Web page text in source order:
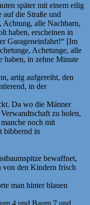
später mit einem eilig
auf die Straße und
Achtung, alle Nachbarn,
haben, erscheinen in
Garageneinfahrt!“ [Im
Achetunge, alle
haben, in zehne Minute
artig aufgereiht, den
in der
Da wo die Männer
zu holen,
noch mit
bibbernd in
bewaffnet,
von den Kindern frisch
man hinter blauen